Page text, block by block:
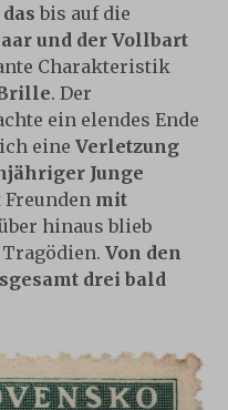
das bis auf die
und der Vollbart
Charakteristik
. Der
ein elendes Ende
eine Verletzung
Junge
mit
hinaus blieb
Von den
drei bald